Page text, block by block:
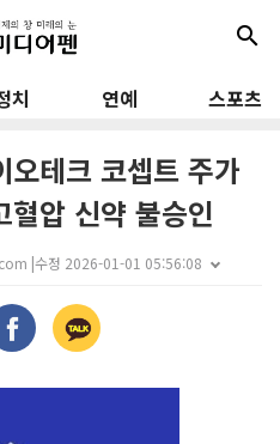
search
치 연예 스포츠
테크 코셉트 주가
압 신약 불승인
|수정 2026-01-01 05:56:08